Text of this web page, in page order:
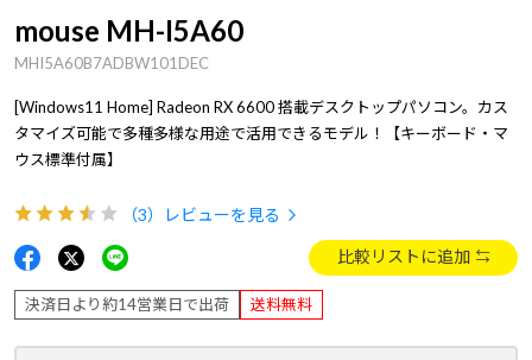
mouse MH-I5A60
MHI5A60B7ADBW101DEC
[Windows11 Home] Radeon RX 6600 搭載デスクトップパソコン。カス
タマイズ可能で多種多様な用途で活用できるモデル！【キーボード・マ
ウス標準付属】
（3） レビューを見る
比較リストに追加
決済日より約14営業日で出荷 送料無料